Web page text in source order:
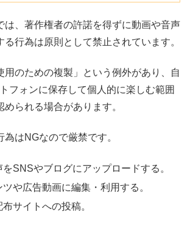
は、著作権者の許諾を得ずに動画や音声
る行為は原則として禁止されています。
用のための複製」という例外があり、自
フォンに保存して個人的に楽しむ範囲
られる場合があります。
為はNGなので厳禁です。
SNSやブログにアップロードする。
や広告動画に編集・利用する。
サイトへの投稿。